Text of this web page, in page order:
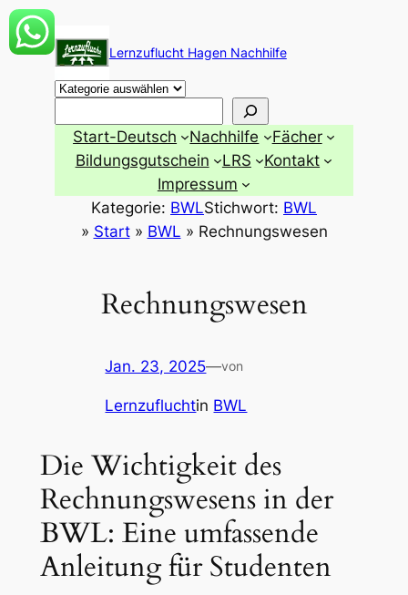
Zum
Inhalt
springen
Lernzuflucht Hagen Nachhilfe
Start-Deutsch Nachhilfe
Fächer
Bildungsgutschein
LRS
Kontakt
Impressum
Kategorie: BWLStichwort: BWL
» Start» BWL » Rechnungswesen
Rechnungswesen
Jan. 23, 2025—von
Lernzufluchtin BWL
Die Wichtigkeit des
Rechnungswesens in der
BWL: Eine umfassende
Anleitung für Studenten